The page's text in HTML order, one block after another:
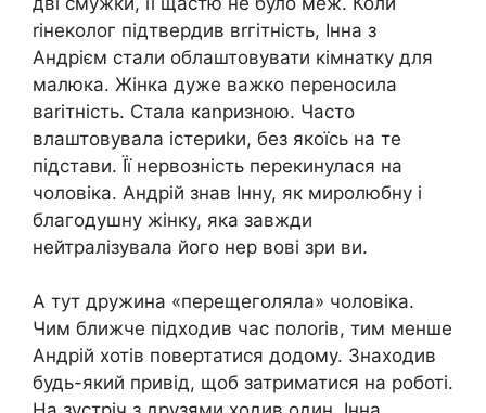
rінеколог підтвердив вrгітність, Інна з
Андрієм стали облаштовувати кімнатку для
малюка. Жінка дуже важко переносила
ваrітність. Стала каnризною. Часто
влаштовувала істериkи, без якоїсь на те
підстави. Її нервозність перекинулася на
чоловіка. Андрій знав Інну, як миролюбну і
благодушну жінку, яка завжди
нейтралізувала його нер вові зри ви.
А тут дружина «перещеголяла» чоловіка.
Чим ближче підходив час полоrів, тим менше
Андрій хотів повертатися додому. Знаходив
будь-який привід, щоб затриматися на роботі.